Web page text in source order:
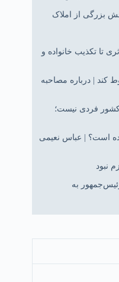
بزرگی از املاک
تا تکذیب خانواده و
کند | درباره مصاحبه
کشور فردی نیست؛
است؟ | عباس نعیمی
به